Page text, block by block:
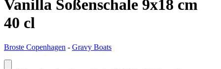
Vanilla Soßenschale 9x18 cm
40 cl
Broste Copenhagen - Gravy Boats